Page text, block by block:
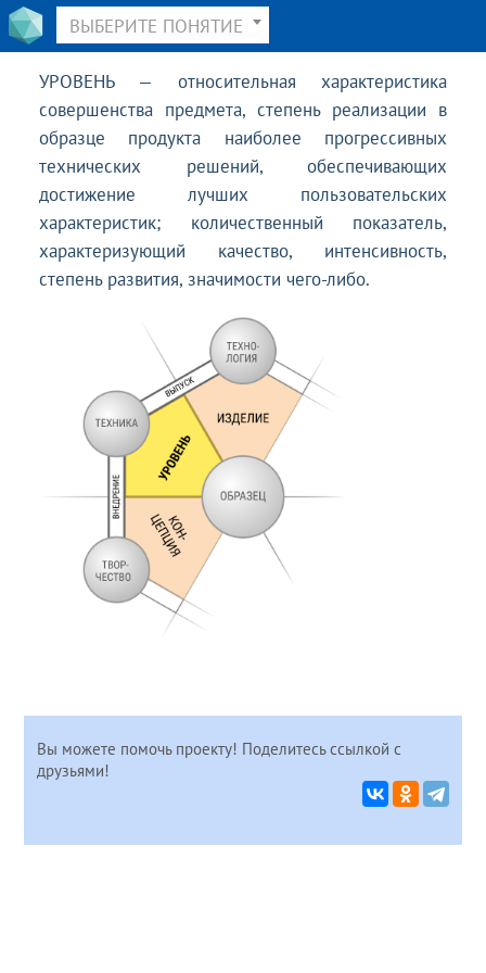
ВЫБЕРИТЕ ПОНЯТИЕ
УРОВЕНЬ — относительная характеристика
совершенства предмета, степень реализации в
образце продукта наиболее прогрессивных
технических решений, обеспечивающих
достижение лучших пользовательских
характеристик; количественный показатель,
характеризующий качество, интенсивность,
степень развития, значимости чего-либо.
Вы можете помочь проекту! Поделитесь ссылкой с
друзьями!